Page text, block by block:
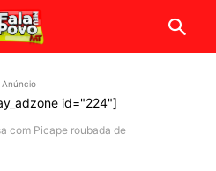
Anúncio
id="224"]
com Picape roubada de